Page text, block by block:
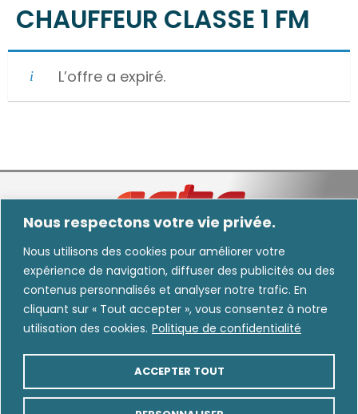
Nous respectons votre vie privée.
Nous utilisons des cookies pour améliorer votre
expérience de navigation, diffuser des publicités ou des
contenus personnalisés et analyser notre trafic. En
cliquant sur « Tout accepter », vous consentez à notre
utilisation des cookies. Politique de confidentialité
ACCEPTER TOUT
CHAUFFEUR CLASSE 1 FM
L’offre a expiré.
Nous informons les utilisateurs que certaines images diffusées dans nos
communications peuvent avoir été générées, modifiées ou améliorées au moyen
de l’intelligence artificielle.